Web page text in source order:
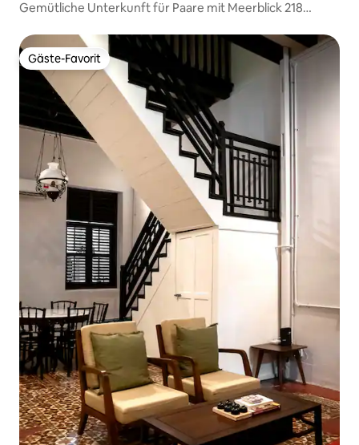
Gemütliche Unterkunft für Paare mit Meerblick 218
Gäste-Favorit
Gäste-Favorit